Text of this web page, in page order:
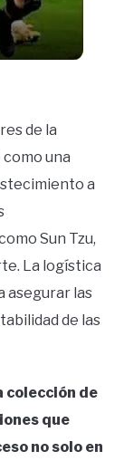
de la
una
a
Sun Tzu,
La logística
asegurar las
de las
colección de
que
no solo en